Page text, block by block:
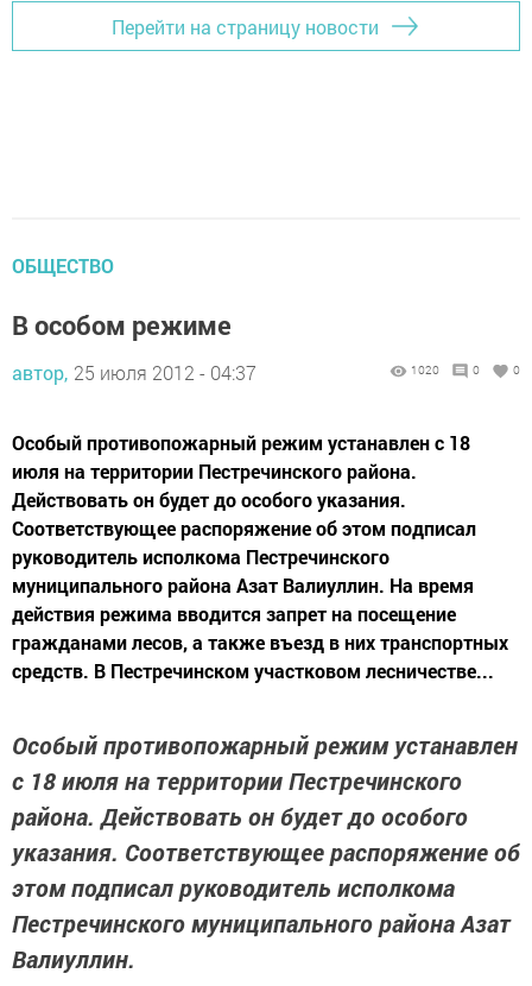
Перейти на страницу новости
ОБЩЕСТВО
В особом режиме
автор, 25 июля 2012 - 04:37 1020 0 0
Особый противопожарный режим устанавлен с 18
июля на территории Пестречинского района.
Действовать он будет до особого указания.
Соответствующее распоряжение об этом подписал
руководитель исполкома Пестречинского
муниципального района Азат Валиуллин. На время
действия режима вводится запрет на посещение
гражданами лесов, а также въезд в них транспортных
средств. В Пестречинском участковом лесничестве...
Особый противопожарный режим устанавлен
с 18 июля на территории Пестречинского
района. Действовать он будет до особого
указания. Соответствующее распоряжение об
этом подписал руководитель исполкома
Пестречинского муниципального района Азат
Валиуллин.